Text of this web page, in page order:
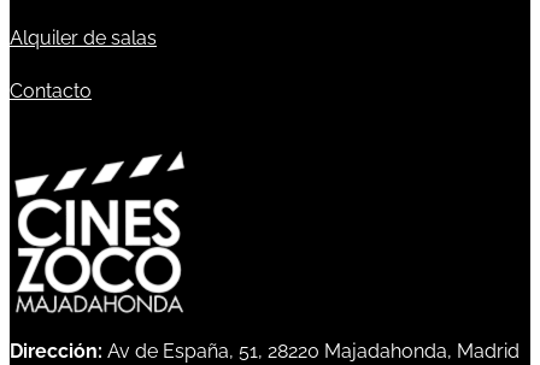
Alquiler de salas
Contacto
Dirección: Av de España, 51, 28220 Majadahonda, Madrid